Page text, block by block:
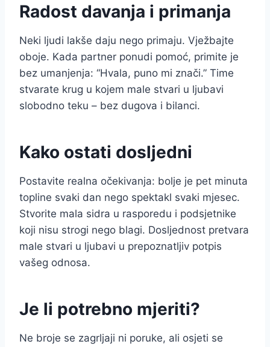
Radost davanja i primanja
Neki ljudi lakše daju nego primaju. Vježbajte
oboje. Kada partner ponudi pomoć, primite je
bez umanjenja: “Hvala, puno mi znači.” Time
stvarate krug u kojem male stvari u ljubavi
slobodno teku – bez dugova i bilanci.
Kako ostati dosljedni
Postavite realna očekivanja: bolje je pet minuta
topline svaki dan nego spektakl svaki mjesec.
Stvorite mala sidra u rasporedu i podsjetnike
koji nisu strogi nego blagi. Dosljednost pretvara
male stvari u ljubavi u prepoznatljiv potpis
vašeg odnosa.
Je li potrebno mjeriti?
Ne broje se zagrljaji ni poruke, ali osjeti se